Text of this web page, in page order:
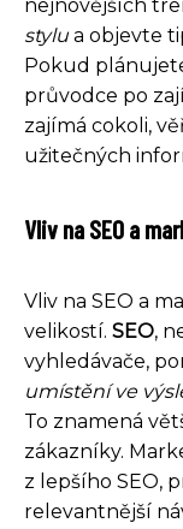
nejnovějších
stylu a objevte
Pokud
průvodce po
zajímá cokoli,
užitečných
Vliv na SEO a
Vliv na SEO a
velikostí. SEO,
vyhledávače,
umístění ve
To znamená
zákazníky.
z lepšího SEO,
relevantnější